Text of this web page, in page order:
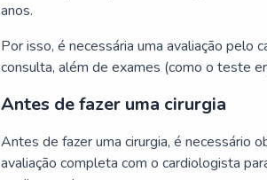
anos.
Por isso, é necessária uma avaliação pelo
consulta, além de exames (como o teste
Antes de fazer uma cirurgia
Antes de fazer uma cirurgia, é necessário
avaliação completa com o cardiologista